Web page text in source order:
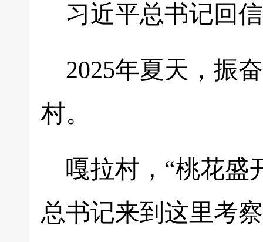
习近平总书记回
2025年夏天，振
村。
嘎拉村，“桃花盛
总书记来到这里考